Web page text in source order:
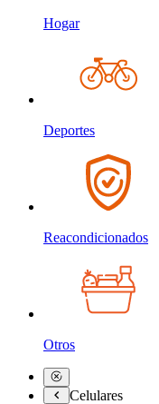
Hogar
Deportes
Reacondicionados
Otros
Celulares